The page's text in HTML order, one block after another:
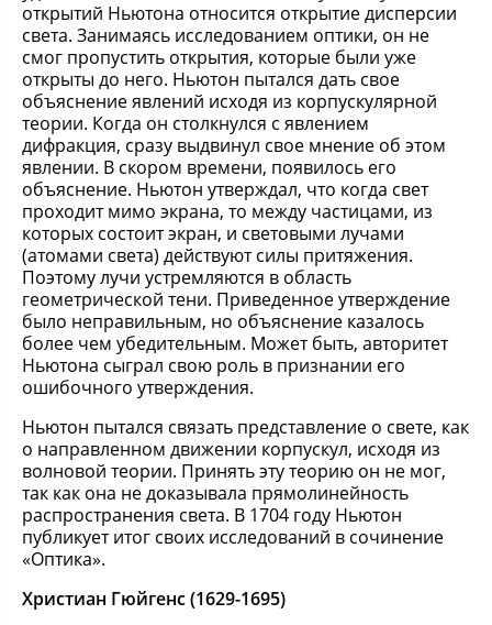
открытий Ньютона относится открытие дисперсии
света. Занимаясь исследованием оптики, он не
смог пропустить открытия, которые были уже
открыты до него. Ньютон пытался дать свое
объяснение явлений исходя из корпускулярной
теории. Когда он столкнулся с явлением
дифракция, сразу выдвинул свое мнение об этом
явлении. В скором времени, появилось его
объяснение. Ньютон утверждал, что когда свет
проходит мимо экрана, то между частицами, из
которых состоит экран, и световыми лучами
(атомами света) действуют силы притяжения.
Поэтому лучи устремляются в область
геометрической тени. Приведенное утверждение
было неправильным, но объяснение казалось
более чем убедительным. Может быть, авторитет
Ньютона сыграл свою роль в признании его
ошибочного утверждения.
Ньютон пытался связать представление о свете, как
о направленном движении корпускул, исходя из
волновой теории. Принять эту теорию он не мог,
так как она не доказывала прямолинейность
распространения света. В 1704 году Ньютон
публикует итог своих исследований в сочинение
«Оптика».
Христиан Гюйгенс (1629-1695)